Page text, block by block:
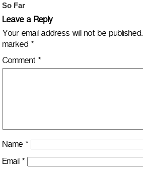
Leave a Reply
Your email address will not be published.
marked *
Comment *
Name *
Email *